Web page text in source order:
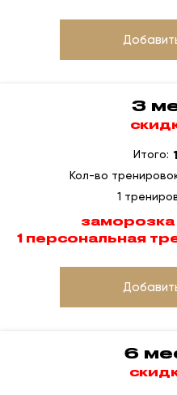
3
Итого:
Кол-во
1
заморозка
1 персональная
6